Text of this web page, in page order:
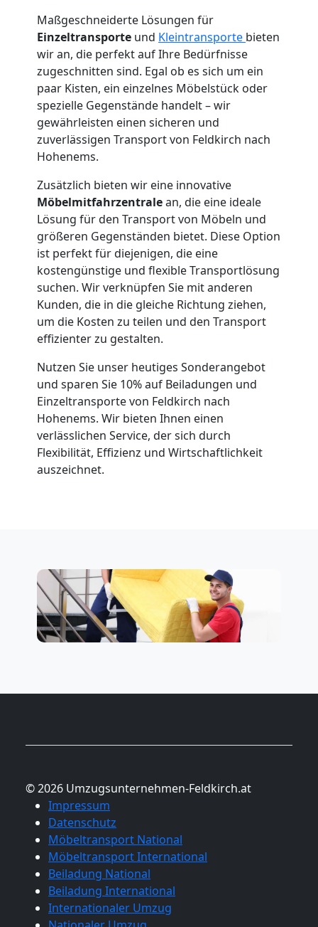
Maßgeschneiderte Lösungen für
Einzeltransporte und Kleintransporte bieten
wir an, die perfekt auf Ihre Bedürfnisse
zugeschnitten sind. Egal ob es sich um ein
paar Kisten, ein einzelnes Möbelstück oder
spezielle Gegenstände handelt – wir
gewährleisten einen sicheren und
zuverlässigen Transport von Feldkirch nach
Hohenems.
Zusätzlich bieten wir eine innovative
Möbelmitfahrzentralean, die eine ideale
Lösung für den Transport von Möbeln und
größeren Gegenständen bietet. Diese Option
ist perfekt für diejenigen, die eine
kostengünstige und flexible Transportlösung
suchen. Wir verknüpfen Sie mit anderen
Kunden, die in die gleiche Richtung ziehen,
um die Kosten zu teilen und den Transport
effizienter zu gestalten.
Nutzen Sie unser heutiges Sonderangebot
und sparen Sie 10% auf Beiladungen und
Einzeltransporte von Feldkirch nach
Hohenems. Wir bieten Ihnen einen
verlässlichen Service, der sich durch
Flexibilität, Effizienz und Wirtschaftlichkeit
auszeichnet.
© 2026 Umzugsunternehmen-Feldkirch.at
Impressum
Datenschutz
Möbeltransport National
Möbeltransport International
Beiladung National
Beiladung International
Internationaler Umzug